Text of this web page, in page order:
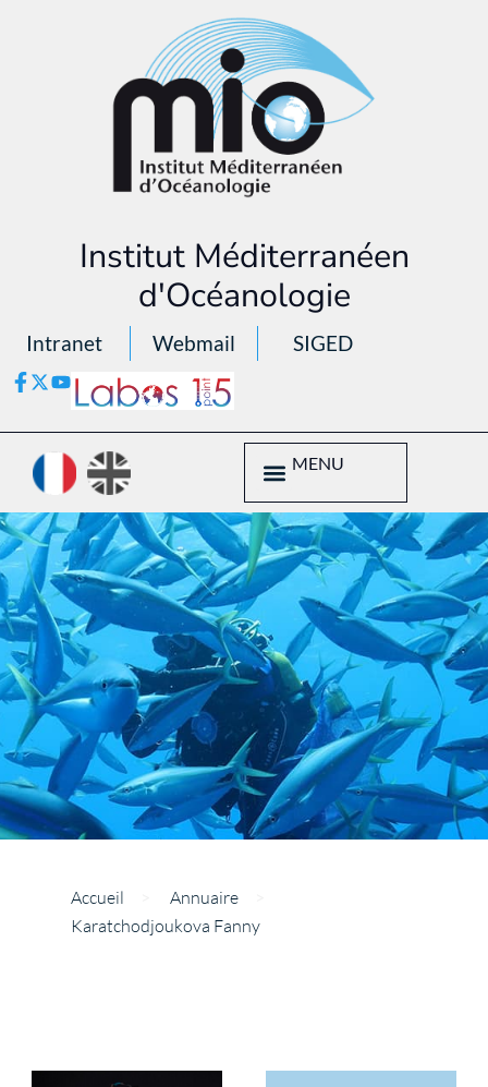
Institut Méditerranéen
d'Océanologie
Intranet Webmail SIGED
MENU
Accueil Annuaire
Karatchodjoukova Fanny